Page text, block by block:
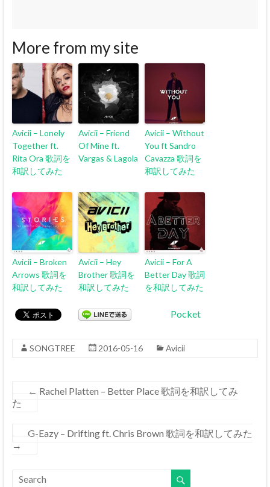
More from my site
Avicii – Lonely
Together ft.
Rita Ora 歌詞を
和訳してみた
Avicii – Friend
Of Mine ft.
Vargas & Lagola
Avicii – Without
You ft Sandro
Cavazza 歌詞を
和訳してみた
Avicii – Broken
Arrows 歌詞を
和訳してみた
Avicii – Hey
Brother 歌詞を
和訳してみた
Avicii – For A
Better Day 歌詞
を和訳してみた
Pocket
SONGTREE 2016-05-16 Avicii
← Rachel Platten – Better Place 歌詞を和訳してみ
た
G-Eazy – Drifting ft. Chris Brown 歌詞を和訳してみた
→